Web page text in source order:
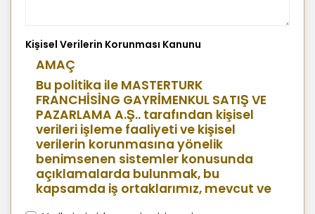
Kişisel Verilerin Korunması Kanunu
AMAÇ
Bu politika ile MASTERTURK
FRANCHİSİNG GAYRİMENKUL SATIŞ VE
PAZARLAMA A.Ş.. tarafından kişisel
verileri işleme faaliyeti ve kişisel
verilerin korunmasına yönelik
benimsenen sistemler konusunda
açıklamalarda bulunmak, bu
kapsamda iş ortaklarımız, mevcut ve